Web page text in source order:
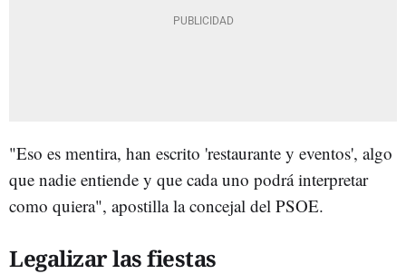
"Eso es mentira, han escrito 'restaurante y eventos', algo
que nadie entiende y que cada uno podrá interpretar
como quiera", apostilla la concejal del PSOE.
Legalizar las fiestas